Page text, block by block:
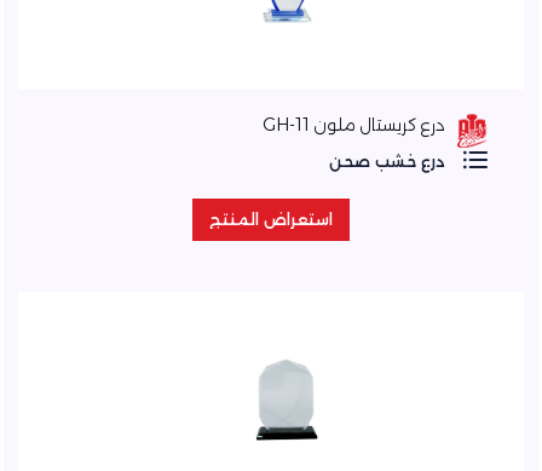
درع كريستال ملون GH-11
درع خشب صحن
استعراض المنتج
استعراض المنتج